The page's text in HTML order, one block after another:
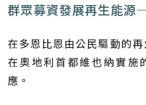
群眾募資發展再生能
在多恩比恩由公民驅動的
在奧地利首都維也納實施
應。